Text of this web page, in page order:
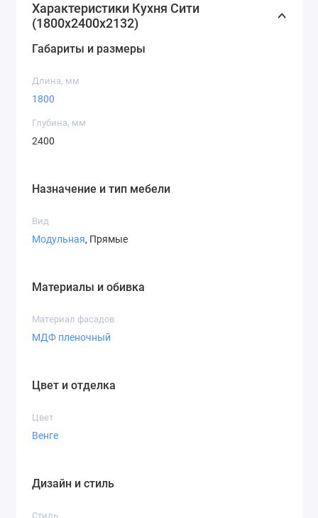
Характеристики Кухня Сити
(1800х2400х2132)
Габариты и размеры
Длина, мм
1800
Глубина, мм
2400
Назначение и тип мебели
Вид
Модульная, Прямые
Материалы и обивка
Материал фасадов
МДФ пленочный
Цвет и отделка
Цвет
Венге
Дизайн и стиль
Стиль